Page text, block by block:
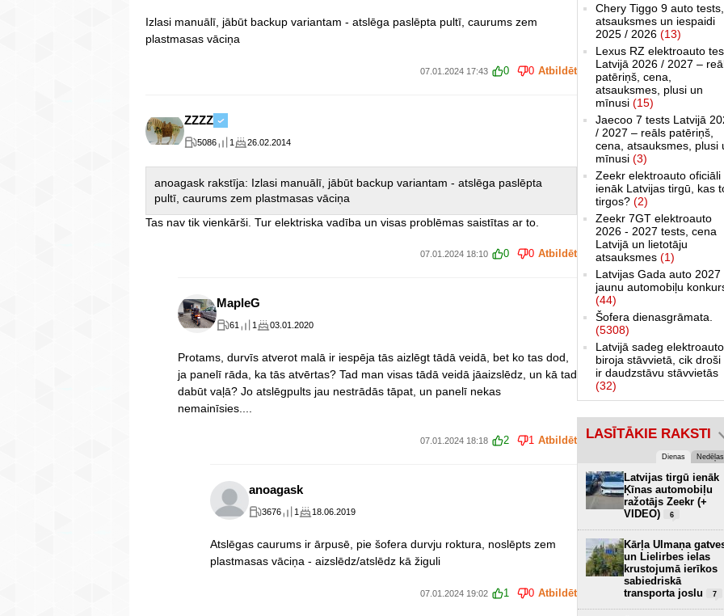
Izlasi manuālī, jābūt backup variantam - atslēga paslēpta pultī, caurums zem
plastmasas vāciņa
07.01.2024 17:43 0 0 Atbildēt
ZZZZ
5086 1 26.02.2014
anoagask rakstīja: Izlasi manuālī, jābūt backup variantam - atslēga paslēpta
pultī, caurums zem plastmasas vāciņa
Tas nav tik vienkārši. Tur elektriska vadība un visas problēmas saistītas ar to.
07.01.2024 18:10 0 0 Atbildēt
MapleG
61 1 03.01.2020
Protams, durvīs atverot malā ir iespēja tās aizlēgt tādā veidā, bet ko tas dod,
ja panelī rāda, ka tās atvērtas? Tad man visas tādā veidā jāaizslēdz, un kā tad
dabūt vaļā? Jo atslēgpults jau nestrādās tāpat, un panelī nekas
nemainīsies....
07.01.2024 18:18 2 1 Atbildēt
anoagask
3676 1 18.06.2019
Atslēgas caurums ir ārpusē, pie šofera durvju roktura, noslēpts zem
plastmasas vāciņa - aizslēdz/atslēdz kā žiguli
07.01.2024 19:02 1 0 Atbildēt
Chery Tiggo 9 auto tests,
atsauksmes un iespaidi
2025 / 2026 (13)
Lexus RZ elektroauto
Latvijā 2026 / 2027 –
patēriņš, cena,
atsauksmes, plusi un
mīnusi (15)
Jaecoo 7 tests Latvijā
/ 2027 – reāls patēriņš,
cena, atsauksmes, plusi
mīnusi (3)
Zeekr elektroauto oficiāli
ienāk Latvijas tirgū, kas
tirgos? (2)
Zeekr 7GT elektroauto
2026 - 2027 tests, cena
Latvijā un lietotāju
atsauksmes (1)
Latvijas Gada auto 2027
jaunu automobiļu
(44)
Šofera dienasgrāmata.
(5308)
Latvijā sadeg elektroauto
biroja stāvvietā, cik droši
ir daudzstāvu stāvvietās
(32)
LASĪTĀKIE RAKSTI
Dienas Nedēļas
Latvijas tirgū ienāk
Ķīnas automobiļu
ražotājs Zeekr (+
VIDEO)
6
Kārļa Ulmaņa
un Lielirbes ielas
krustojumā ierīkos
sabiedriskā
transporta joslu
7